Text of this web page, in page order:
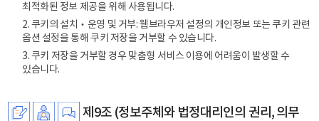
최적화된 정보 제공을 위해 사용됩니다.
2. 쿠키의 설치‧운영 및 거부: 웹브라우저 설정의 개인정보 또는 쿠키 관련
옵션 설정을 통해 쿠키 저장을 거부할 수 있습니다.
3. 쿠키 저장을 거부할 경우 맞춤형 서비스 이용에 어려움이 발생할 수
있습니다.
제9조 (정보주체와 법정대리인의 권리, 의무